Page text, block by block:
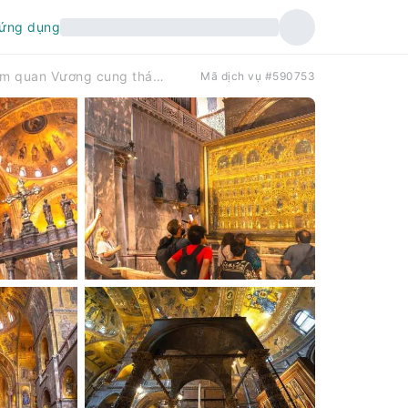
dụng
Venice: Vé vào cửa ưu tiên không cần xếp hàng và các tour tham quan Vương cung thánh đường St. Mark | Ý Mã dịch vụ #590753